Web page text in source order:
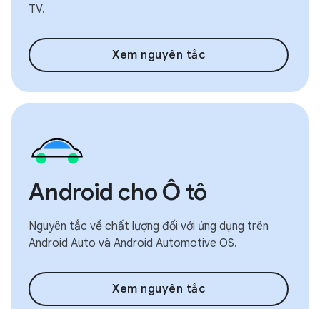
TV.
Xem nguyên tắc
Android cho Ô tô
Nguyên tắc về chất lượng đối với ứng dụng trên
Android Auto và Android Automotive OS.
Xem nguyên tắc